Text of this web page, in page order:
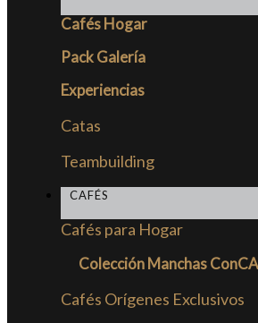
Cafés Hogar
Pack Galería
Experiencias
Catas
Teambuilding
CAFÉS
Cafés para Hogar
Colección Manchas
Cafés Orígenes Exclusivos